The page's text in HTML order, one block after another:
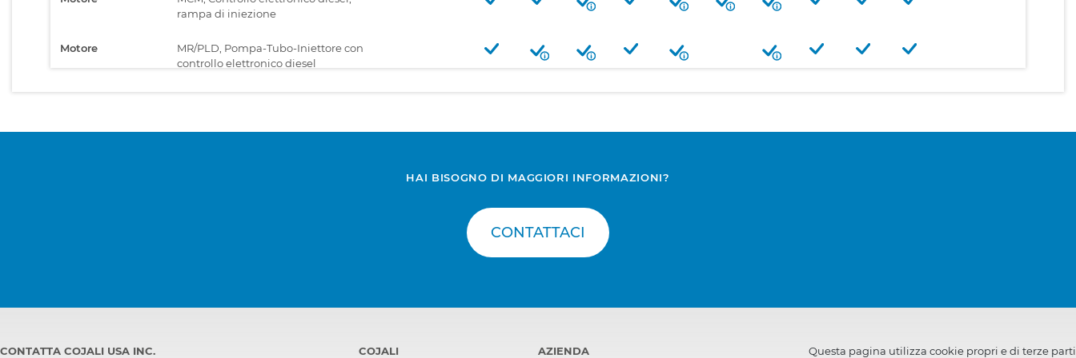
rampa di iniezione
Motore
MR/PLD, Pompa-Tubo-Iniettore con
controllo elettronico diesel
HAI BISOGNO DI MAGGIORI INFORMAZIONI?
CONTATTACI
CONTATTA COJALI USA INC. COJALI AZIENDA Questa pagina utilizza cookie propri e di terze parti